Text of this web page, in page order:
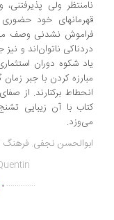
ولی پذیرفتنی،‌ و
خود حضوری
نشدنی وصف می‌شوند،
ناتوان‌اند و نیز
شکوه دوران استثماری
کردن با جبر زمان
برکنارند. از صفای
با آن زیبایی تشنج
نجفی. فرهنگ آثار.
4.Quentin
...............